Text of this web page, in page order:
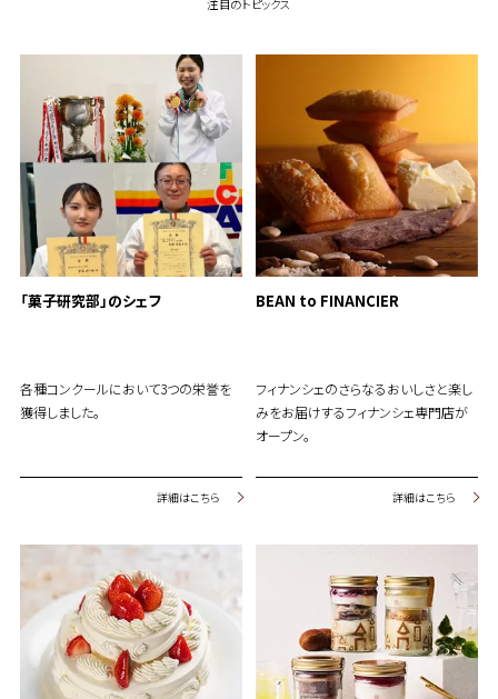
注目のトピックス
「菓子研究部」のシェフ
各種コンクールにおいて3つの栄誉を
獲得しました。
詳細はこちら
BEAN to FINANCIER
フィナンシェのさらなるおいしさと楽し
みをお届けするフィナンシェ専門店が
オープン。
詳細はこちら